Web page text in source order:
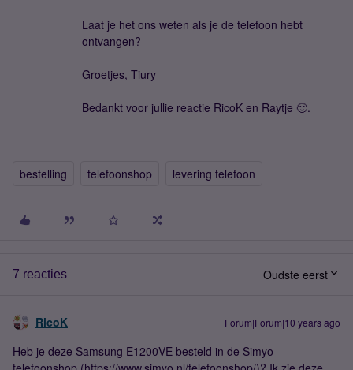
Laat je het ons weten als je de telefoon hebt
ontvangen?
Groetjes, Tiury
Bedankt voor jullie reactie RicoK en Raytje 🙂.
bestelling telefoonshop levering telefoon
7 reacties Oudste eerst
RicoK Forum|Forum|10 years ago
Heb je deze Samsung E1200VE besteld in de Simyo